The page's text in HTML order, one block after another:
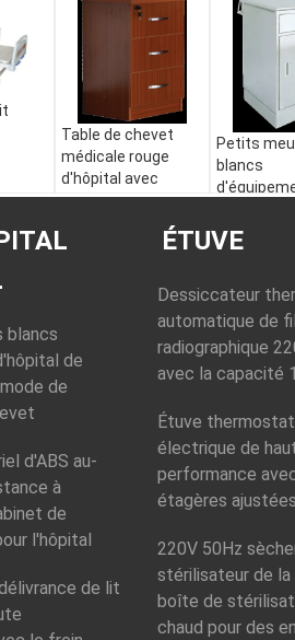
Table de chevet
médicale rouge
d'hôpital avec
fermer à clef le
500x450x760mm
Petits
blancs
conception
mode de
blancs
de
de
d'ABS au-
à
de
l'hôpital
de lit
ÉTUVE
Dessiccateur
automatique de
radiographique
avec la capacité
Étuve
électrique de
performance
étagères ajustées
220V 50Hz
stérilisateur de la
boîte de
chaud pour des